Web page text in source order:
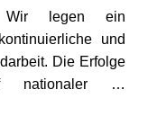
Wir legen ein
und
Die Erfolge
nationaler …